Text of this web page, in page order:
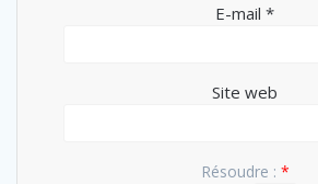
E-mail *
Site web
Résoudre : *